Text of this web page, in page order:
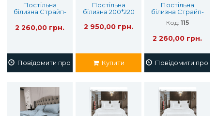
Постільна
білизна Страйп-
Сатин 150х210 124
2 260,00 грн.
Повідомити про наявність
Постільна
білизна 200*220
2 950,00 грн.
Купити
Постільна
білизна Страйп-
Сатин 150х210
Код: 115
2 260,00 грн.
Повідомити про